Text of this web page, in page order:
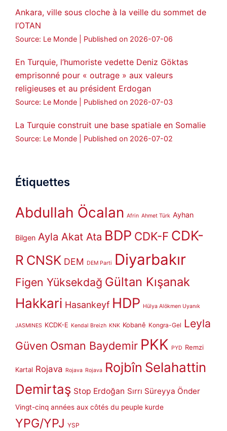
Ankara, ville sous cloche à la veille du sommet de
l’OTAN
Source: Le Monde Published on 2026-07-06
En Turquie, l’humoriste vedette Deniz Göktas
emprisonné pour « outrage » aux valeurs
religieuses et au président Erdogan
Source: Le Monde Published on 2026-07-03
La Turquie construit une base spatiale en Somalie
Source: Le Monde Published on 2026-07-02
Étiquettes
Abdullah Öcalan Afrin Ahmet Türk Ayhan
Bilgen Ayla Akat Ata BDP CDK-F CDK-
R CNSK DEM DEM Parti Diyarbakır
Figen Yüksekdağ Gültan Kışanak
Hakkari Hasankeyf HDP Hülya Alökmen Uyanık
JASMINES KCDK-E Kendal Breizh KNK Kobanê Kongra-Gel Leyla
Güven Osman Baydemir PKK PYD Remzi
Kartal Rojava Rojava Rojava Rojbîn Selahattin
Demirtaş Stop Erdoğan Sırrı Süreyya Önder
Vingt-cinq années aux côtés du peuple kurde
YPG/YPJ YSP